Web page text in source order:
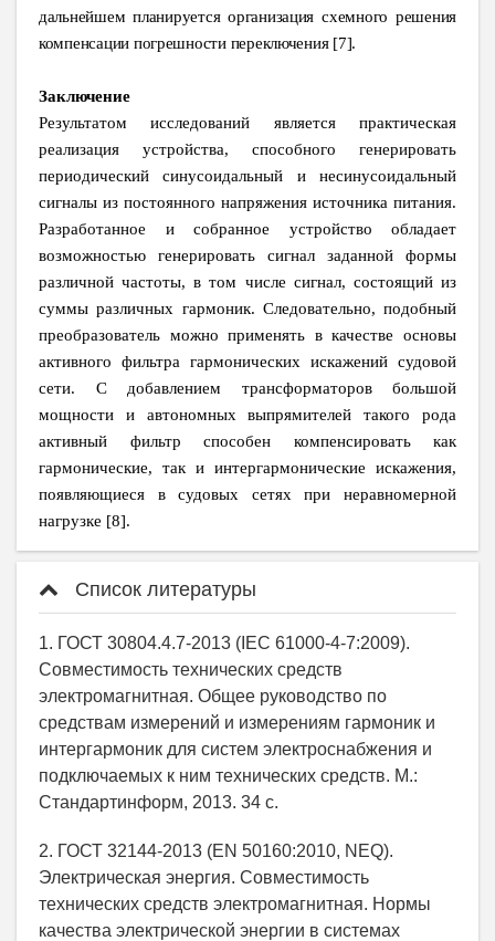
дальнейшем планируется организация схемного решения
компенсации погрешности переключения [7].
Заключение
Результатом исследований является практическая
реализация устройства, способного генерировать
периодический синусоидальный и несинусоидальный
сигналы из постоянного напряжения источника питания.
Разработанное и собранное устройство обладает
возможностью генерировать сигнал заданной формы
различной частоты, в том числе сигнал, состоящий из
суммы различных гармоник. Следовательно, подобный
преобразователь можно применять в качестве основы
активного фильтра гармонических искажений судовой
сети. С добавлением трансформаторов большой
мощности и автономных выпрямителей такого рода
активный фильтр способен компенсировать как
гармонические, так и интергармонические искажения,
появляющиеся в судовых сетях при неравномерной
нагрузке [8].
Список литературы
1. ГОСТ 30804.4.7-2013 (IЕС 61000-4-7:2009).
Совместимость технических средств
электромагнитная. Общее руководство по
средствам измерений и измерениям гармоник и
интергармоник для систем электроснабжения и
подключаемых к ним технических средств. М.:
Стандартинформ, 2013. 34 с.
2. ГОСТ 32144-2013 (EN 50160:2010, NEQ).
Электрическая энергия. Совместимость
технических средств электромагнитная. Нормы
качества электрической энергии в системах